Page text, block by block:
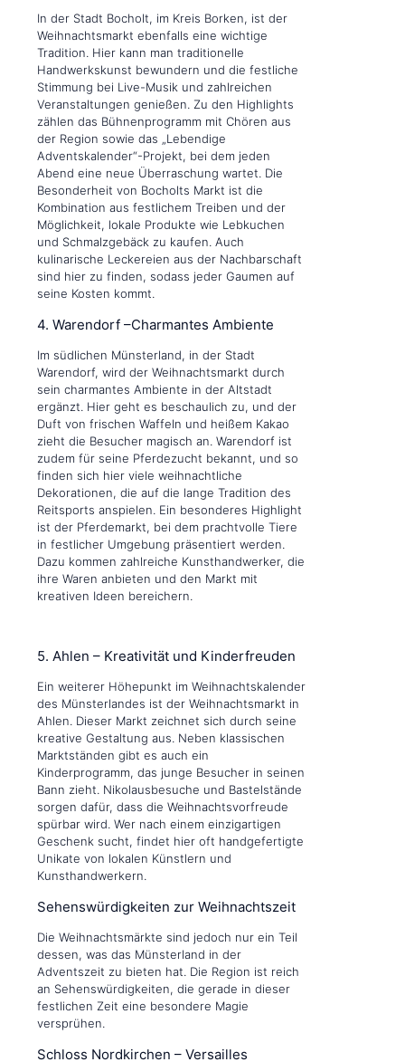
In der Stadt Bocholt, im Kreis Borken, ist der
Weihnachtsmarkt ebenfalls eine wichtige
Tradition. Hier kann man traditionelle
Handwerkskunst bewundern und die festliche
Stimmung bei Live-Musik und zahlreichen
Veranstaltungen genießen. Zu den Highlights
zählen das Bühnenprogramm mit Chören aus
der Region sowie das „Lebendige
Adventskalender“-Projekt, bei dem jeden
Abend eine neue Überraschung wartet. Die
Besonderheit von Bocholts Markt ist die
Kombination aus festlichem Treiben und der
Möglichkeit, lokale Produkte wie Lebkuchen
und Schmalzgebäck zu kaufen. Auch
kulinarische Leckereien aus der Nachbarschaft
sind hier zu finden, sodass jeder Gaumen auf
seine Kosten kommt.
4. Warendorf –Charmantes Ambiente
Im südlichen Münsterland, in der Stadt
Warendorf, wird der Weihnachtsmarkt durch
sein charmantes Ambiente in der Altstadt
ergänzt. Hier geht es beschaulich zu, und der
Duft von frischen Waffeln und heißem Kakao
zieht die Besucher magisch an. Warendorf ist
zudem für seine Pferdezucht bekannt, und so
finden sich hier viele weihnachtliche
Dekorationen, die auf die lange Tradition des
Reitsports anspielen. Ein besonderes Highlight
ist der Pferdemarkt, bei dem prachtvolle Tiere
in festlicher Umgebung präsentiert werden.
Dazu kommen zahlreiche Kunsthandwerker, die
ihre Waren anbieten und den Markt mit
kreativen Ideen bereichern.
5. Ahlen – Kreativität und Kinderfreuden
Ein weiterer Höhepunkt im Weihnachtskalender
des Münsterlandes ist der Weihnachtsmarkt in
Ahlen. Dieser Markt zeichnet sich durch seine
kreative Gestaltung aus. Neben klassischen
Marktständen gibt es auch ein
Kinderprogramm, das junge Besucher in seinen
Bann zieht. Nikolausbesuche und Bastelstände
sorgen dafür, dass die Weihnachtsvorfreude
spürbar wird. Wer nach einem einzigartigen
Geschenk sucht, findet hier oft handgefertigte
Unikate von lokalen Künstlern und
Kunsthandwerkern.
Sehenswürdigkeiten zur Weihnachtszeit
Die Weihnachtsmärkte sind jedoch nur ein Teil
dessen, was das Münsterland in der
Adventszeit zu bieten hat. Die Region ist reich
an Sehenswürdigkeiten, die gerade in dieser
festlichen Zeit eine besondere Magie
versprühen.
Schloss Nordkirchen – Versailles